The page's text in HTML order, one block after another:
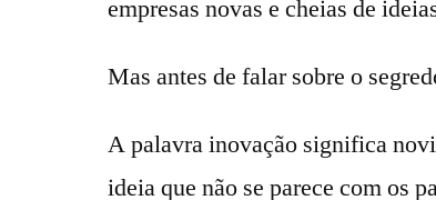
empresas novas e cheias de
Mas antes de falar sobre o
A palavra inovação significa
ideia que não se parece com os